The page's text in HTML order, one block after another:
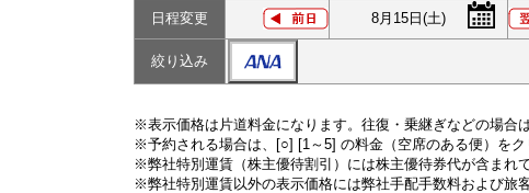
日程変更 8月15日(土)
絞り込み
※表示価格は片道料金になります。往復・乗継ぎなどの場合
※予約される場合は、[○] [1～5] の料金（空席のある便）を
※弊社特別運賃（株主優待割引）には株主優待券代が含まれ
※弊社特別運賃以外の表示価格には弊社手配手数料および旅